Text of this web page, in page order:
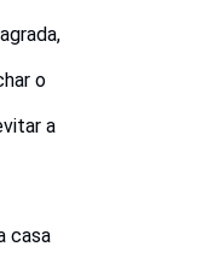
o
a
casa